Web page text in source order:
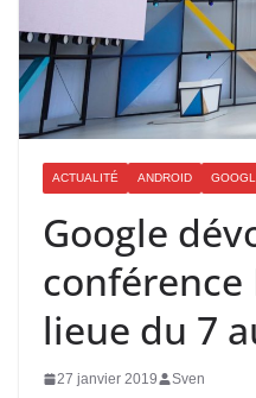
ACTUALITÉ ANDROID
Google
lieue du 7
27 janvier 2019 Sven